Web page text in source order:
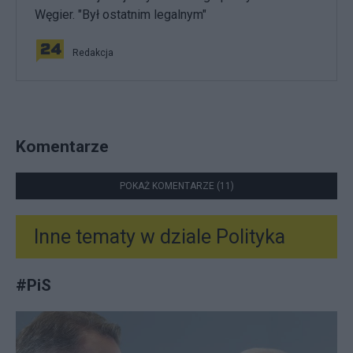
Węgier. "Był ostatnim legalnym"
Redakcja
Komentarze
POKAŻ KOMENTARZE (11)
Inne tematy w dziale Polityka
#PiS